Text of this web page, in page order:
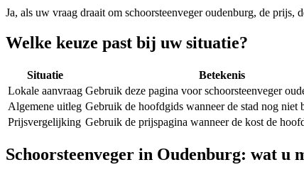
Ja, als uw vraag draait om schoorsteenveger oudenburg, de prijs,
Welke keuze past bij uw situatie?
Situatie Betekenis
Lokale aanvraag Gebruik deze pagina voor schoorsteenveger
Algemene uitleg Gebruik de hoofdgids wanneer de stad nog niet
Prijsvergelijking Gebruik de prijspagina wanneer de kost de
Schoorsteenveger in Oudenburg: wat u